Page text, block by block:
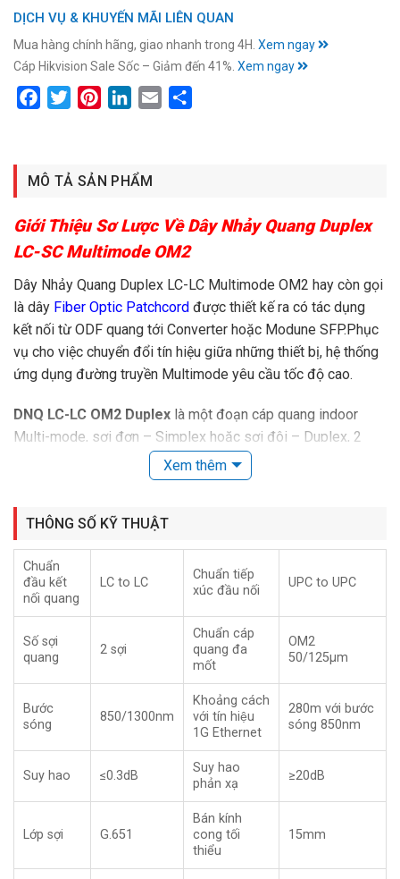
DỊCH VỤ & KHUYẾN MÃI LIÊN QUAN
Mua hàng chính hãng, giao nhanh trong 4H. Xem ngay
Cáp Hikvision Sale Sốc – Giảm đến 41%. Xem ngay
FacebookTwitterPinterestLinkedIn
Email
MÔ TẢ SẢN PHẨM
Giới Thiệu Sơ Lược Về Dây Nhảy Quang Duplex
LC-SC Multimode OM2
Dây Nhảy Quang Duplex LC-LC Multimode OM2 hay còn gọi
là dây Fiber Optic Patchcord được thiết kế ra có tác dụng
kết nối từ ODF quang tới Converter hoặc Modune SFP.Phục
vụ cho việc chuyển đổi tín hiệu giữa những thiết bị, hệ thống
ứng dụng đường truyền Multimode yêu cầu tốc độ cao.
DNQ LC-LC OM2 Duplex là một đoạn cáp quang indoor
Multi-mode, sợi đơn – Simplex hoặc sợi đôi – Duplex, 2
đầu đúc sẵn chuẩn kết nối quang như SC, LC, FC, ST, MU,
Chúng được có cấu tạo chắc chắn và thuận tiện dễ dàng sử
dụng độ bền lên đến 500 lần cắm.
Dây Nhảy Quang Duplex LC-LC Multimode OM2 đượcViễn
Thông Goldtech
lượng tốt nhất và giá cả cạnh tranh.Cam kết cung cấp đầy đủ
giấy xuất xưởng CQ cho khách hàng.
Đặc điểm và cấu tạo dây nhảy quang LC LC
Multimode OM2
Xem thêm
THÔNG SỐ KỸ THUẬT
Chuẩn
đầu kết
nối quang
LC to LC
Chuẩn tiếp
xúc đầu nối
UPC to UPC
Số sợi
quang
2 sợi
Chuẩn cáp
quang đa
mốt
OM2
50/125μm
Bước
sóng
850/1300nm
Khoảng cách
với tín hiệu
1G Ethernet
280m với bước
sóng 850nm
Suy hao ≤0.3dB
Suy hao
phản xạ
≥20dB
Lớp sợi G.651
Bán kính
cong tối
thiểu
15mm